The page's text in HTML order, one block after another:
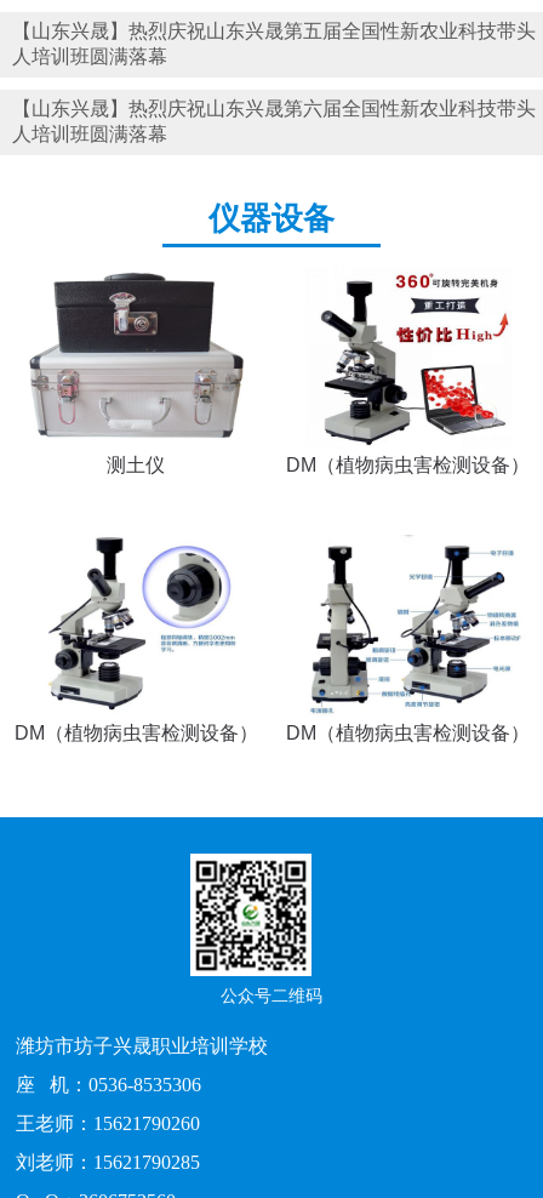
【山东兴晟】热烈庆祝山东兴晟第五届全国性新农业科技带头
人培训班圆满落幕
【山东兴晟】热烈庆祝山东兴晟第六届全国性新农业科技带头
人培训班圆满落幕
仪器设备
测土仪 DM（植物病虫害检测设备）
DM（植物病虫害检测设备） DM（植物病虫害检测设备）
公众号二维码
潍坊市坊子兴晟职业培训学校
座 机：0536-8535306
王老师：15621790260
刘老师：15621790285